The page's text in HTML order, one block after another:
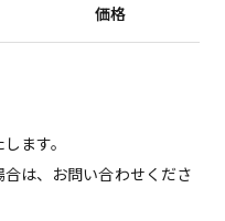
価格
ます。
は、お問い合わせくださ